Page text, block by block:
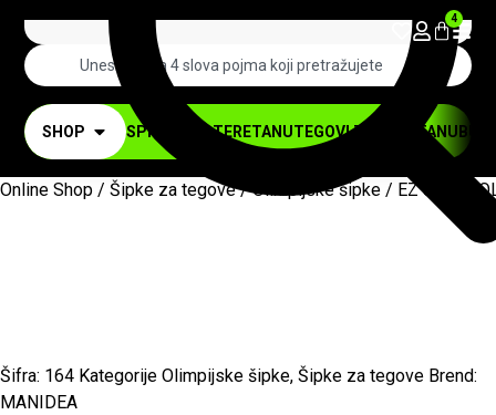
4
SHOP SPRAVE ZA TERETANUTEGOVI ZA TERETANU
Online Shop / Šipke za tegove/Olimpijske šipke / EZ ŠIPKA
Šifra: 164 Kategorije Olimpijske šipke, Šipke za tegove Brend:
MANIDEA